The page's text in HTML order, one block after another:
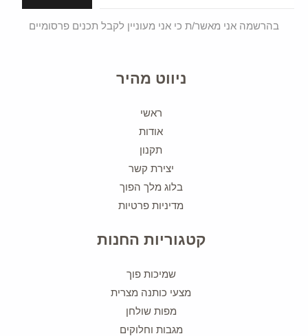
בהרשמה אני מאשר/ת כי אני מעוניין לקבל תכנים פרסומיים
ניווט מהיר
ראשי
אודות
תקנון
יצירת קשר
בלוג מלך הפוך
מדיניות פרטיות
קטגוריות החנות
שמיכות פוך
מצעי כותנה מצרית
מפות שולחן
מגבות וחלוקים